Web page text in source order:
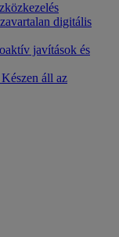
digitális
javítások és
Készen áll az